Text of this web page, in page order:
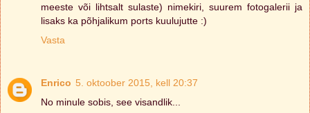
meeste või lihtsalt sulaste) nimekiri, suurem fotogalerii ja
lisaks ka põhjalikum ports kuulujutte :)
Vasta
Enrico 5. oktoober 2015, kell 20:37
No minule sobis, see visandlik...